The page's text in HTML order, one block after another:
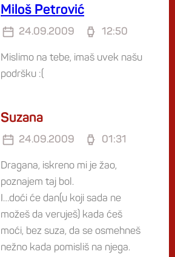
Miloš Petrović
24.09.2009 12:50
Mislimo na tebe, imaš uvek našu
podršku :(
Suzana
24.09.2009 01:31
Dragana, iskreno mi je žao,
poznajem taj bol.
I…doći će dan(u koji sada ne
možeš da veruješ) kada ćeš
moći, bez suza, da se osmehneš
nežno kada pomisliš na njega.